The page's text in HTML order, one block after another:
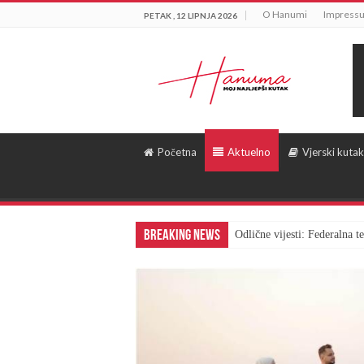
PETAK , 12 LIPNJA 2026 O Hanumi
Početna Aktuelno Vjerski kutak
Breaking News Odlične vijesti: Federalna